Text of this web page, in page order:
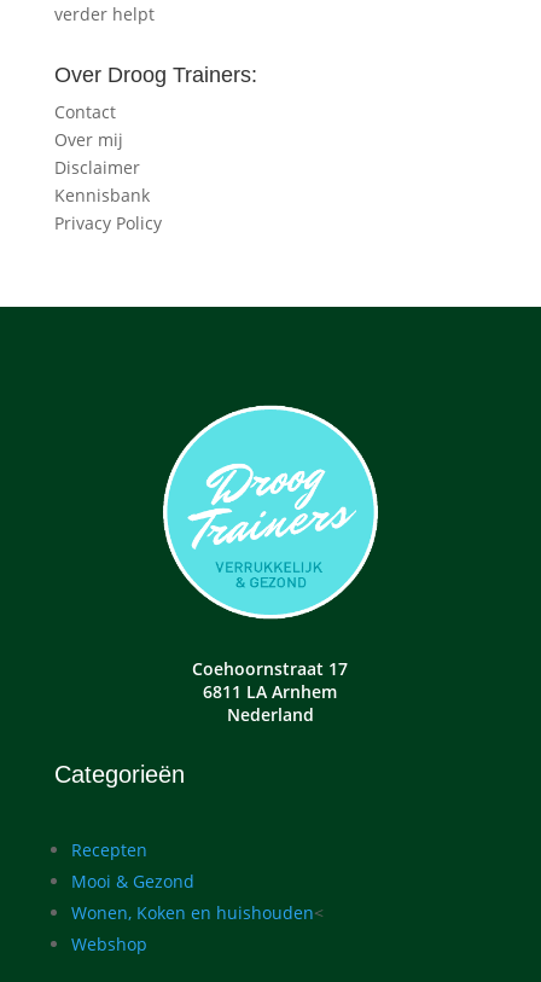
verder helpt
Over Droog Trainers:
Contact
Over mij
Disclaimer
Kennisbank
Privacy Policy
Coehoornstraat 17
6811 LA Arnhem
Nederland
Categorieën
Recepten
Mooi & Gezond
Wonen, Koken en huishouden<
Webshop